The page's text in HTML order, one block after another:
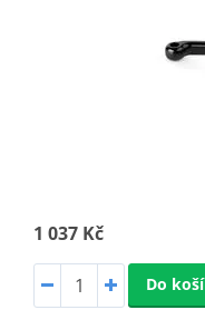
1 037 Kč
Do